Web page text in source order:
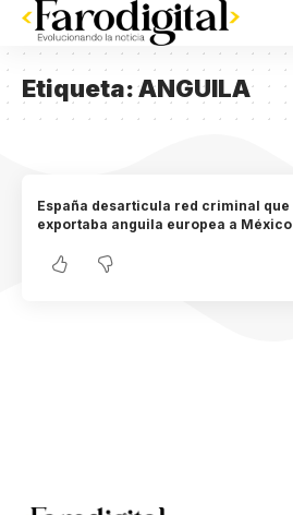
Etiqueta:ANGUILA
España desarticula red criminal que
exportaba anguila europea a México